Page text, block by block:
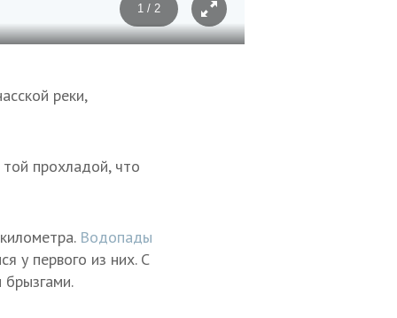
1 / 2
реки,
прохладой, что
Водопады
у первого из них. С